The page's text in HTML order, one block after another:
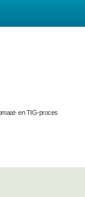
en TIG-proces